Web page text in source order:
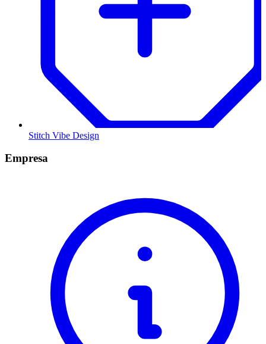
Stitch Vibe Design
Empresa